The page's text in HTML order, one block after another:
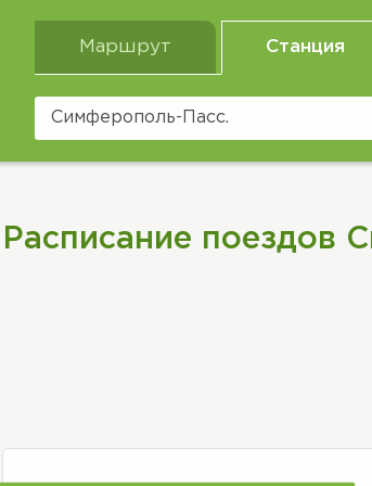
Маршрут Станция
Расписание поездов